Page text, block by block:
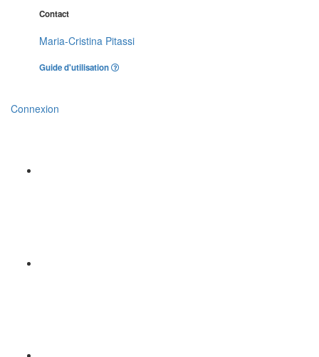
Contact
Maria-Cristina Pitassi
Guide d'utilisation
Connexion